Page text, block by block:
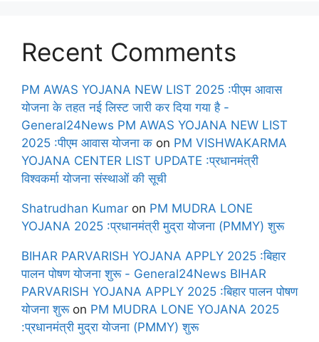
Recent Comments
PM AWAS YOJANA NEW LIST 2025 :पीएम आवास
योजना के तहत नई लिस्ट जारी कर दिया गया है -
General24News PM AWAS YOJANA NEW LIST
2025 :पीएम आवास योजना क on PM VISHWAKARMA
YOJANA CENTER LIST UPDATE :प्रधानमंत्री
विश्वकर्मा योजना संस्थाओं की सूची
Shatrudhan Kumar on PM MUDRA LONE
YOJANA 2025 :प्रधानमंत्री मुद्रा योजना (PMMY) शुरू
BIHAR PARVARISH YOJANA APPLY 2025 :बिहार
पालन पोषण योजना शुरू - General24News BIHAR
PARVARISH YOJANA APPLY 2025 :बिहार पालन पोषण
योजना शुरूon PM MUDRA LONE YOJANA 2025
:प्रधानमंत्री मुद्रा योजना (PMMY) शुरू